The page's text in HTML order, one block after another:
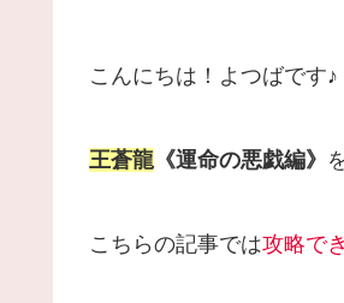
こんにちは！よつばです♪
王蒼龍《運命の悪戯編》
こちらの記事では攻略で